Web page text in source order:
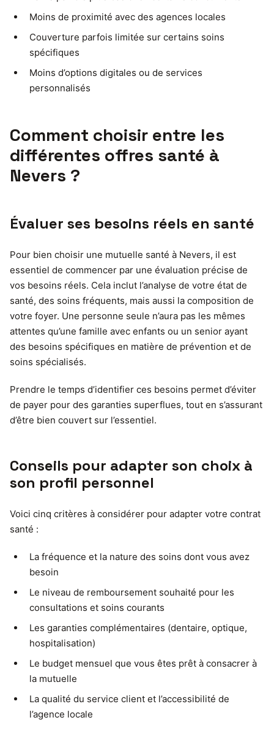
Moins de proximité avec des agences locales
Couverture parfois limitée sur certains soins
spécifiques
Moins d’options digitales ou de services
personnalisés
Comment choisir entre les
différentes offres santé à
Nevers ?
Évaluer ses besoins réels en santé
Pour bien choisir une mutuelle santé à Nevers, il est
essentiel de commencer par une évaluation précise de
vos besoins réels. Cela inclut l’analyse de votre état de
santé, des soins fréquents, mais aussi la composition de
votre foyer. Une personne seule n’aura pas les mêmes
attentes qu’une famille avec enfants ou un senior ayant
des besoins spécifiques en matière de prévention et de
soins spécialisés.
Prendre le temps d’identifier ces besoins permet d’éviter
de payer pour des garanties superflues, tout en s’assurant
d’être bien couvert sur l’essentiel.
Conseils pour adapter son choix à
son profil personnel
Voici cinq critères à considérer pour adapter votre contrat
santé :
La fréquence et la nature des soins dont vous avez
besoin
Le niveau de remboursement souhaité pour les
consultations et soins courants
Les garanties complémentaires (dentaire, optique,
hospitalisation)
Le budget mensuel que vous êtes prêt à consacrer à
la mutuelle
La qualité du service client et l’accessibilité de
l’agence locale